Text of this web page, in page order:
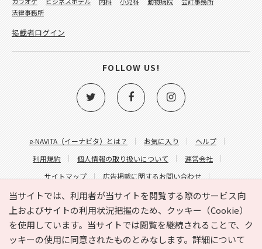
当サイトでは、利用者が当サイトを閲覧する際のサービス向
上およびサイトの利用状況把握のため、クッキー（Cookie）
を使用しています。当サイトでは閲覧を継続されることで、ク
ッキーの使用に同意されたものとみなします。詳細について
e-NAVITA（イーナビタ）とは？ お気に入り
ヘルプ
利用規約
個人情報の取り扱いについて
運営会社
サイトマップ
広告掲載に関するお問い合わせ
サイトの内容に関するお問い合わせ
法律事務所
掲載者ログイン
FOLLOW US!